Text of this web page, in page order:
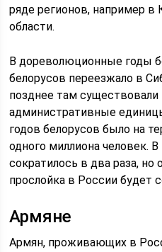
ряде ре­ги­о­нов, например в
области.
В дореволюционные годы
белорусов переезжало в
позднее там
административные
годов белорусов было на
одного миллиона человек.
сократилось в два раза, но
прослойка в России будет
Армяне
Армян, проживающих в